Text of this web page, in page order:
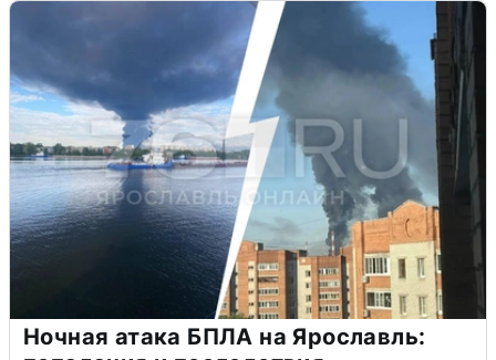
Ночная атака БПЛА на Ярославль: